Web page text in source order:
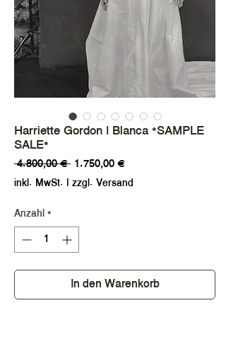
Harriette Gordon | Blanca *SAMPLE
SALE*
4.800,00 € Standardpreis
1.750,00 €Sale-
Preis
inkl. MwSt. | zzgl. Versand
Anzahl*
In den Warenkorb